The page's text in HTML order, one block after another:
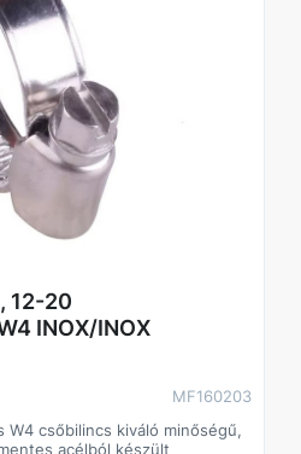
12-20
INOX/INOX
MF160203
W4 csőbilincs kiváló minőségű,
acélból készült